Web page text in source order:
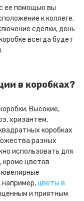
ее помощью вы
к коллеге.
сделки, день
всегда будет
в коробках?
Высокие,
хризантем,
коробках
разных
использовать для
кроме цветов
ювелирные
цветы в
и приятным